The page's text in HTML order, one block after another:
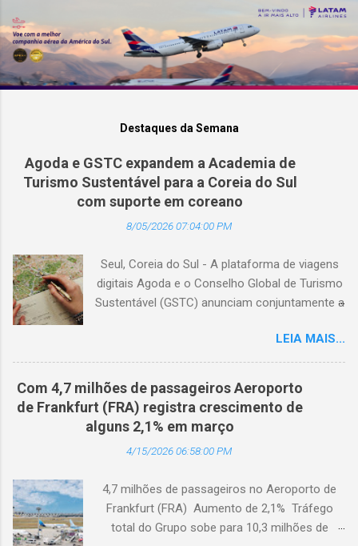
Destaques da Semana
Agoda e GSTC expandem a Academia de
Turismo Sustentável para a Coreia do Sul
com suporte em coreano
8/05/2026 07:04:00 PM
Seul, Coreia do Sul - A plataforma de viagens
digitais Agoda e o Conselho Global de Turismo
Sustentável (GSTC) anunciam conjuntamente a
para a Coreia do Sul, com suporte completo
em coreano. (Arquivo © BlogTurS) Este marco
surge no momento em que a Academia celebra
seu primeiro aniversário e ultrapassa a marca
de 3.000 usuários cadastrados, dando
continuidade à sua missão de apoiar
profissionais da hotelaria em toda a região,
sobre turismo mais sustentável, com base no
Padrão Hoteleiro GSTC. Desde o seu
lançamento, há um ano, a Academia de
LEIA MAIS...
Com 4,7 milhões de passageiros Aeroporto
de Frankfurt (FRA) registra crescimento de
alguns 2,1% em março
4/15/2026 06:58:00 PM
4,7 milhões de passageiros no Aeroporto de
Frankfurt (FRA) Aumento de 2,1% Tráfego
total do Grupo sobe para 10,3 milhões de